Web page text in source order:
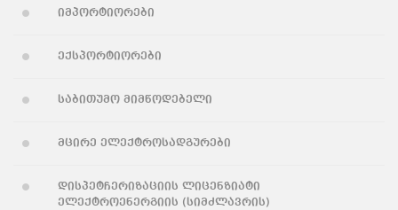
იმპორტიორები
ექსპორტიორები
საბითუმო მიმწოდებელი
მცირე ელექტროსადგურები
დისპეტჩერიზაციის ლიცენზიატი
ელექტროენერგიის (სიმძლავრის)